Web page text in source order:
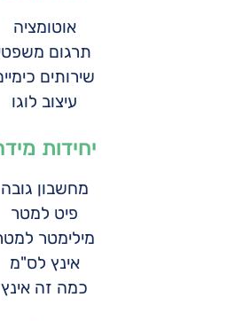
אוטומציה
תרגום
שירותים
עיצוב לוגו
יחידות
מחשבון גובה
פיט למטר
מילימטר
אינץ לס"מ
כמה זה אינץ